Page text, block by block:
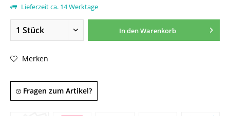
Lieferzeit ca. 14 Werktage
In denWarenkorb
Merken
Fragen zum Artikel?